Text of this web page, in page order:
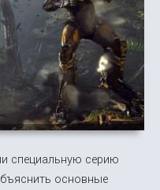
специальную серию
основные